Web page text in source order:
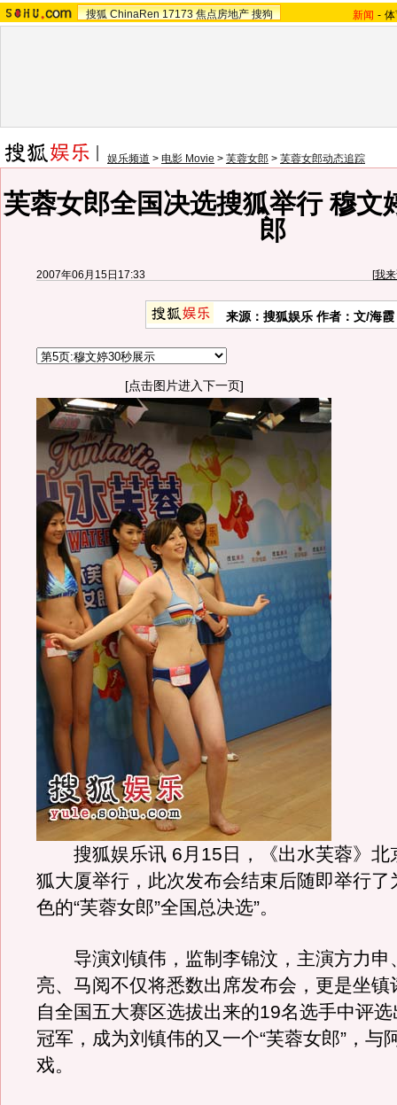
搜狐 ChinaRen 17173 焦点房地产 搜狗 新闻 -
娱乐频道 > 电影 Movie > 芙蓉女郎 > 芙蓉女郎动态追踪
芙蓉女郎全国决选搜狐举行 穆文
郎
2007年06月15日17:33 [我
来源：搜狐娱乐 作者：文/海
[点击图片进入下一页]
搜狐娱乐讯 6月15日，《出水芙蓉》北
狐大厦举行，此次发布会结束后随即举行了
色的“芙蓉女郎”全国总决选”。
导演刘镇伟，监制李锦汶，主演方力申
亮、马阅不仅将悉数出席发布会，更是坐镇
自全国五大赛区选拔出来的19名选手中评
冠军，成为刘镇伟的又一个“芙蓉女郎”，与
戏。